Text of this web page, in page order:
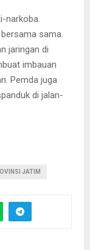
narkoba.
sama.
jaringan di
imbauan
Pemda juga
di jalan-
JATIM